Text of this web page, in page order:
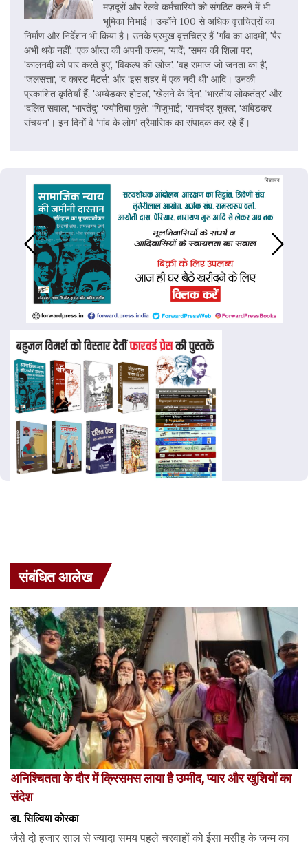
मज़दूरों और रेलवे कर्मचारियों को संगठित करने में भी
भूमिका निभाई। उन्होंने 100 से अधिक वृत्तचित्रों का
निर्माण और निर्देशन भी किया है। उनके प्रमुख वृत्तचित्र हैं 'गाँव का आदमी', 'पैर
अभी थके नहीं', 'एक औरत की अपनी कसम', 'यादें', 'समय की शिला पर',
'कालनदी को पार करते हुए', 'विकल्प की खोज', 'वह समाज जो जनता का है',
'जलसत्ता', 'द कास्ट मैटर्स', और 'इस शहर में एक नदी थी' आदि। उनकी
प्रकाशित कृतियाँ हैं, 'अम्बेडकर होटल', 'खेलने के दिन', 'भारतीय लोकतंत्र' और
'दलित सवाल', 'भारतेंदु', 'ज्योतिबा फुले', 'गिजुभाई', 'रामचंद्र शुक्ल', 'आंबेडकर
संचयन'। इन दिनों वे ‘गांव के लोग’ त्रैमासिक का संपादक कर रहे हैं।
संबंधित आलेख
अनिश्चितता के दौर में क्रिसमस लाया है उम्मीद, प्यार और खुशियों का
संदेश
डा. सिल्विया कोस्का
जैसे दो हजार साल से ज्यादा समय पहले चरवाहों को ईसा मसीह के जन्म का